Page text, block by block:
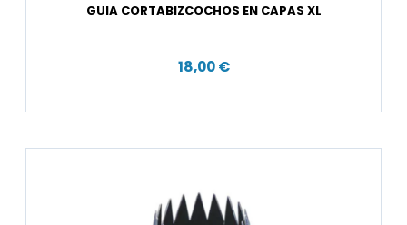
GUIA CORTABIZCOCHOS EN CAPAS XL
18,00 €